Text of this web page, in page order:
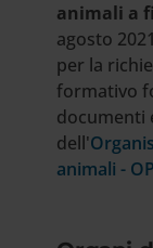
animali a
agosto
per la
formativo
documenti
dell'
animali -